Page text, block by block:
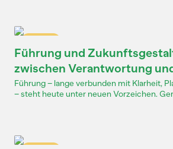
Führung und
zwischen Verantwortung
Führung – lange verbunden mit Klarheit,
– steht heute unter neuen Vorzeichen.